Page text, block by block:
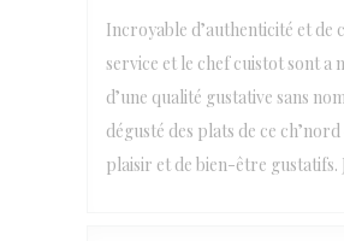
Incroyable d’authenticité et de
service et le chef cuistot sont a
d’une qualité gustative sans
dégusté des plats de ce
plaisir et de bien-être gustatifs.